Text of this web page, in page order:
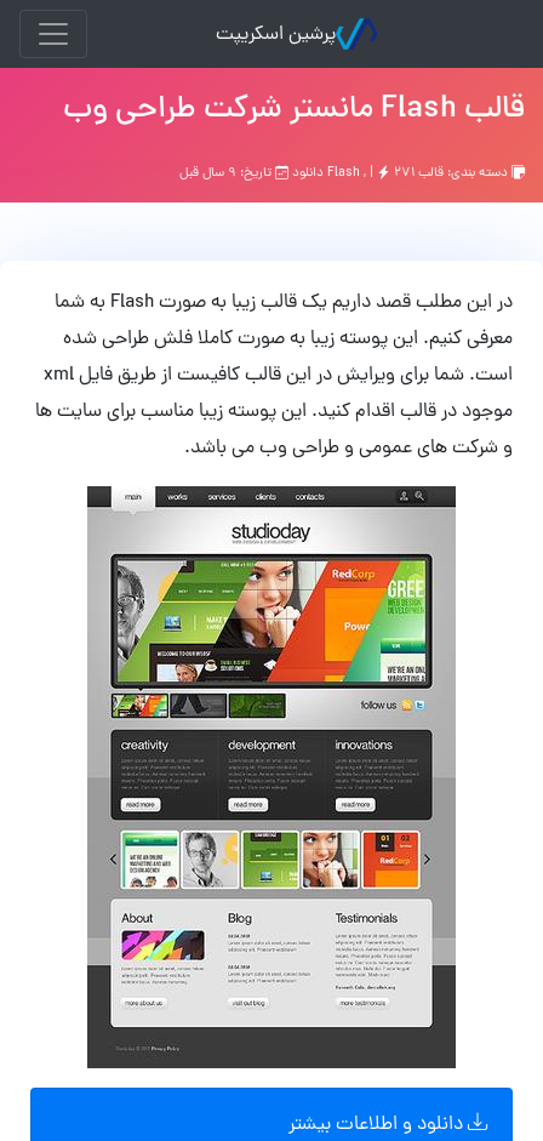
پرشین اسکریپت
قالب Flash مانستر شرکت طراحی وب
دسته بندی: قالب Flash , | ۲۷۱ دانلود تاریخ: ۹ سال قبل
در این مطلب قصد داریم یک قالب زیبا به صورت Flash به شما
معرفی کنیم. این پوسته زیبا به صورت کاملا فلش طراحی شده
است. شما برای ویرایش در این قالب کافیست از طریق فایل xml
موجود در قالب اقدام کنید. این پوسته زیبا مناسب برای سایت ها
و شرکت های عمومی و طراحی وب می باشد.
دانلود و اطلاعات بیشتر